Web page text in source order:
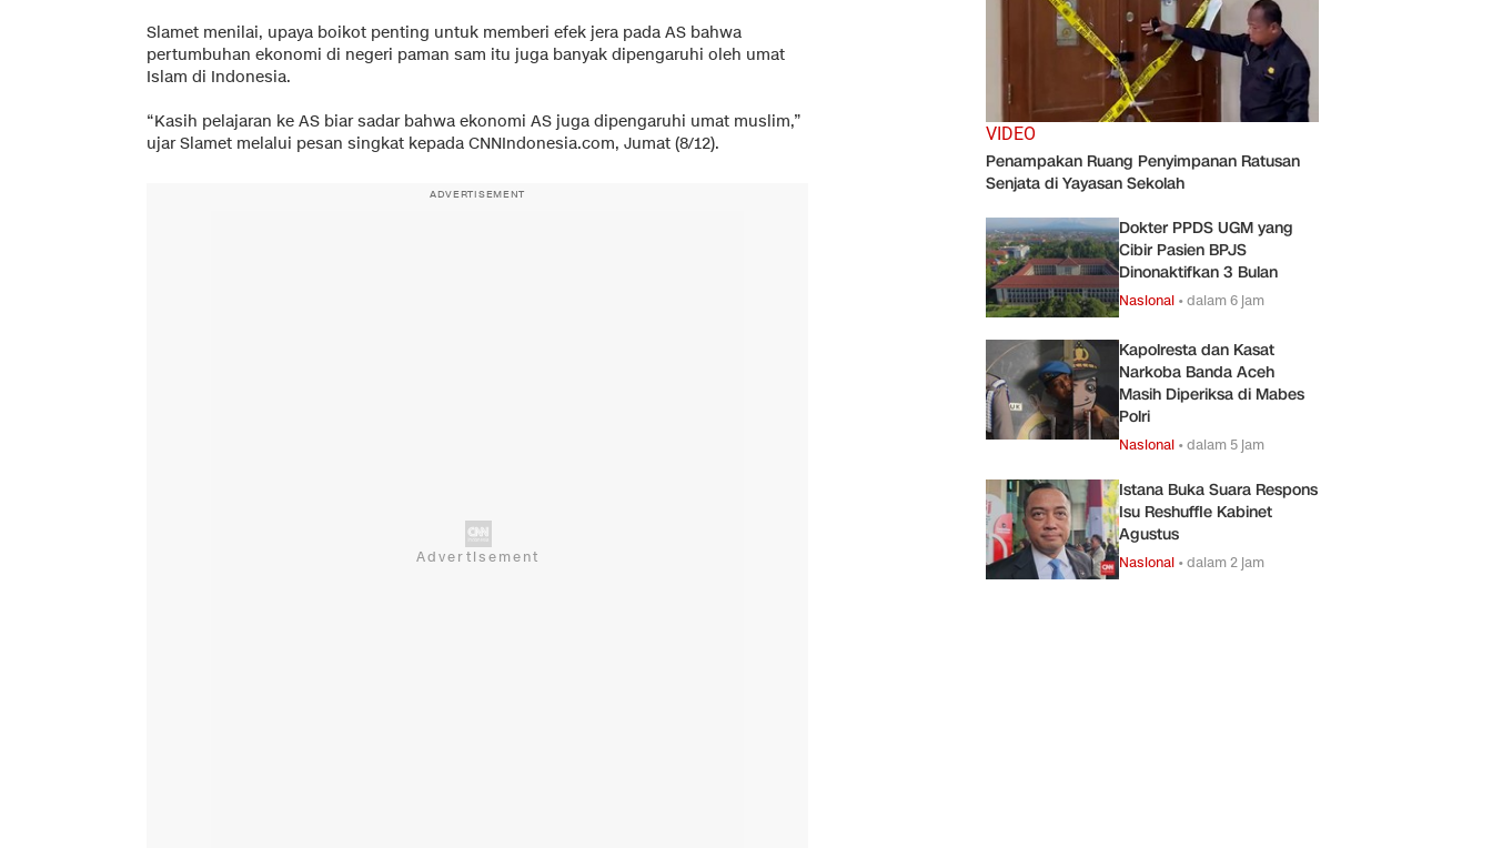
Slamet menilai, upaya boikot penting untuk memberi efek jera pada AS bahwa
pertumbuhan ekonomi di negeri paman sam itu juga banyak dipengaruhi oleh umat
Islam di Indonesia.
“Kasih pelajaran ke AS biar sadar bahwa ekonomi AS juga dipengaruhi umat muslim,”
ujar Slamet melalui pesan singkat kepada CNNIndonesia.com, Jumat (8/12).
ADVERTISEMENT
VIDEO
Penampakan Ruang Penyimpanan Ratusan
Senjata di Yayasan Sekolah
Dokter PPDS UGM yang
Cibir Pasien BPJS
Dinonaktifkan 3 Bulan
Nasional •dalam 6 jam
Kapolresta dan Kasat
Narkoba Banda Aceh
Masih Diperiksa di Mabes
Polri
Nasional •dalam 5 jam
Istana Buka Suara Respons
Isu Reshuffle Kabinet
Agustus
Nasional •dalam 2 jam